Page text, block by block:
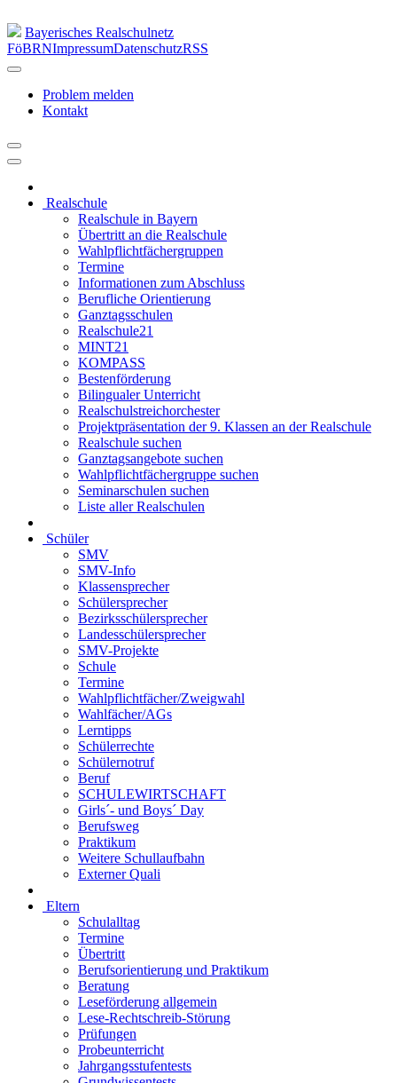
Bayerisches Realschulnetz
FöBRNImpressumDatenschutzRSS
Problem melden
Kontakt
Realschule
Realschule in Bayern
Übertritt an die Realschule
Wahlpflichtfächergruppen
Termine
Informationen zum Abschluss
Berufliche Orientierung
Ganztagsschulen
Realschule21
MINT21
KOMPASS
Bestenförderung
Bilingualer Unterricht
Realschulstreichorchester
Projektpräsentation der 9. Klassen an der Realschule
Realschule suchen
Ganztagsangebote suchen
Wahlpflichtfächergruppe suchen
Seminarschulen suchen
Liste aller Realschulen
Schüler
SMV
SMV-Info
Klassensprecher
Schülersprecher
Bezirksschülersprecher
Landesschülersprecher
SMV-Projekte
Schule
Termine
Wahlpflichtfächer/Zweigwahl
Wahlfächer/AGs
Lerntipps
Schülerrechte
Schülernotruf
Beruf
SCHULEWIRTSCHAFT
Girls´- und Boys´ Day
Berufsweg
Praktikum
Weitere Schullaufbahn
Externer Quali
Eltern
Schulalltag
Termine
Übertritt
Berufsorientierung und Praktikum
Beratung
Leseförderung allgemein
Lese-Rechtschreib-Störung
Prüfungen
Probeunterricht
Jahrgangsstufentests